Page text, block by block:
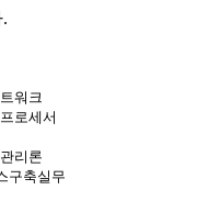
워크
로세서
리론
축실무